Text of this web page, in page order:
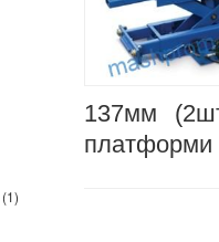
(1)
137мм